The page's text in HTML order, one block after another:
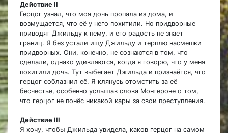
Действие II
Герцог узнал, что моя дочь пропала из дома, и
возмущается, что её у него похитили. Но придворные
приводят Джильду к нему, и его радость не знает
границ. Я без устали ищу Джильду и терплю насмешки
придворных. Они, конечно, не сознаются в том, что
сделали, однако удивляются, когда я говорю, что у меня
похитили дочь. Тут выбегает Джильда и признаётся, что
герцог соблазнил её. Я клянусь отомстить за её
бесчестье, особенно услышав слова Монтероне о том,
что герцог не понёс никакой кары за свои преступления.
Действие III
Я хочу, чтобы Джильда увидела, каков герцог на самом